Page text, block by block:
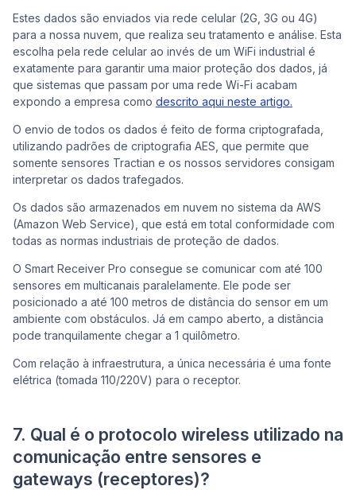
Estes dados são enviados via rede celular (2G, 3G ou 4G)
para a nossa nuvem, que realiza seu tratamento e análise. Esta
escolha pela rede celular ao invés de um WiFi industrial é
exatamente para garantir uma maior proteção dos dados, já
que sistemas que passam por uma rede Wi-Fi acabam
expondo a empresa como descrito aqui neste artigo.
O envio de todos os dados é feito de forma criptografada,
utilizando padrões de criptografia AES, que permite que
somente sensores Tractian e os nossos servidores consigam
interpretar os dados trafegados.
Os dados são armazenados em nuvem no sistema da AWS
(Amazon Web Service), que está em total conformidade com
todas as normas industriais de proteção de dados.
O Smart Receiver Pro consegue se comunicar com até 100
sensores em multicanais paralelamente. Ele pode ser
posicionado a até 100 metros de distância do sensor em um
ambiente com obstáculos. Já em campo aberto, a distância
pode tranquilamente chegar a 1 quilômetro.
Com relação à infraestrutura, a única necessária é uma fonte
elétrica (tomada 110/220V) para o receptor.
7. Qual é o protocolo wireless utilizado na
comunicação entre sensores e
gateways (receptores)?